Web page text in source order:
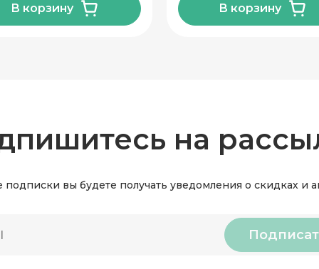
В корзину В корзину
на
подписки вы будете получать уведомления о скидках и